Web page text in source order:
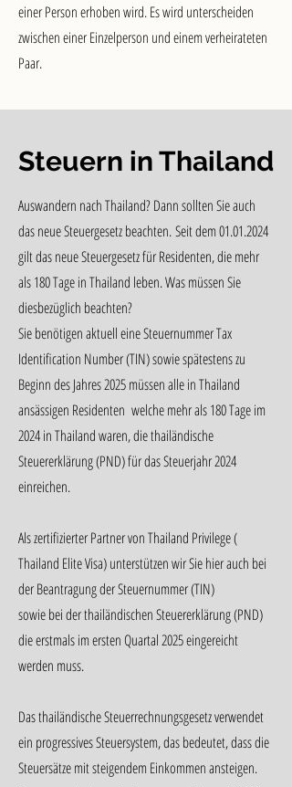
einer Person erhoben wird. Es wird unterscheiden
zwischen einer Einzelperson und einem verheirateten
Paar.
Steuern in Thailand
Auswandern nach Thailand? Dann sollten Sie auch
das neue Steuergesetz beachten.Seit dem01.01.2024
gilt das neue Steuergesetz für Residenten, die mehr
als 180 Tage in Thailand leben. Was müssen Sie
diesbezüglich beachten?
Sie benötigen aktuell eine Steuernummer Tax
Identification Number (TIN) sowie spätestens zu
Beginn des Jahres 2025 müssen alle in Thailand
ansässigen Residenten welche mehr als 180 Tage im
2024 in Thailand waren, die thailändische
Steuererklärung (PND) für das Steuerjahr 2024
einreichen.
Als zertifizierter Partner von Thailand Privilege (
Thailand Elite Visa) unterstützen wir Sie hier auch bei
der Beantragung der Steuernummer (TIN)
sowie bei der thailändischen Steuererklärung (PND)
die erstmals im ersten Quartal 2025 eingereicht
werden muss.
Das thailändische Steuerrechnungsgesetz verwendet
ein progressives Steuersystem, das bedeutet, dass die
Steuersätze mit steigendem Einkommen ansteigen.